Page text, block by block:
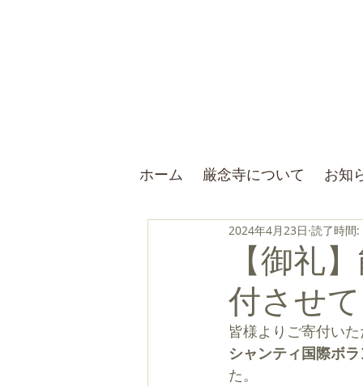
ホーム 厳念寺について お知
【御礼
付させ
2024年4月23日 読了時間:
皆様よりご寄付い
シャンティ国際ボ
た。